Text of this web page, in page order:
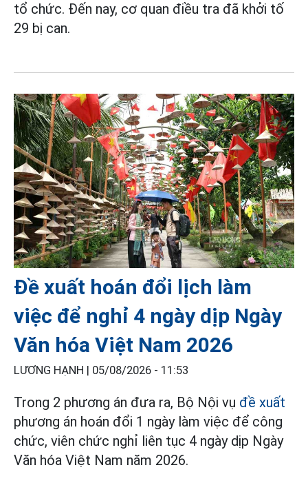
tổ chức. Đến nay, cơ quan điều tra đã khởi tố
29 bị can.
Đề xuất hoán đổi lịch làm
việc để nghỉ 4 ngày dịp Ngày
Văn hóa Việt Nam 2026
LƯƠNG HẠNH | 05/08/2026 - 11:53
Trong 2 phương án đưa ra, Bộ Nội vụ đề xuất
phương án hoán đổi 1 ngày làm việc để công
chức, viên chức nghỉ liên tục 4 ngày dịp Ngày
Văn hóa Việt Nam năm 2026.